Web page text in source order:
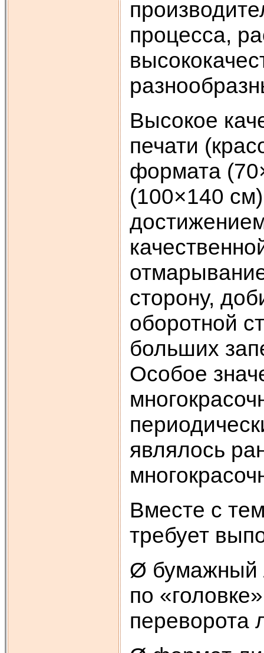
процесса,
Высокое
печати
формата
(100×140
сторону,
оборотной
больших
Особое
являлось
Вместе с
требует
Ø бумажный
по
переворота